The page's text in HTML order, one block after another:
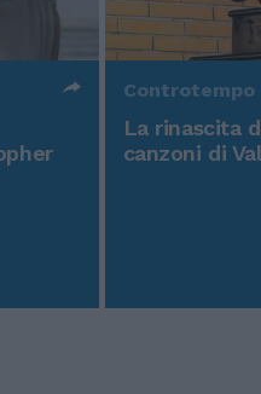
Controtempo
La rinascita
canzoni di